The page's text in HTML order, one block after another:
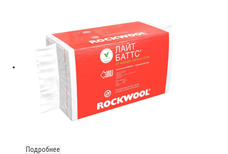
Подробнее